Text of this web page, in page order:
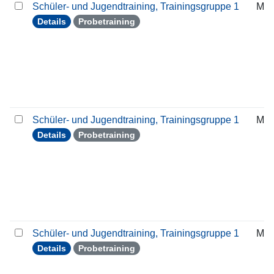
Schüler- und Jugendtraining, Trainingsgruppe 1
Details Probetraining
Schüler- und Jugendtraining, Trainingsgruppe 1
Details Probetraining
Schüler- und Jugendtraining, Trainingsgruppe 1
Details Probetraining